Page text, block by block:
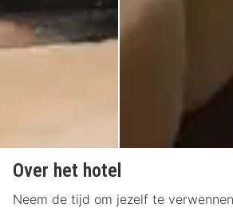
Over het hotel
Neem de tijd om jezelf te